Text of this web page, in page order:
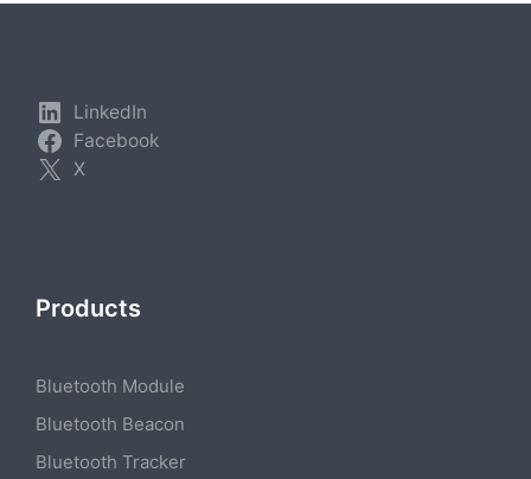
LinkedIn
Facebook
X
Products
Bluetooth Module
Bluetooth Beacon
Bluetooth Tracker